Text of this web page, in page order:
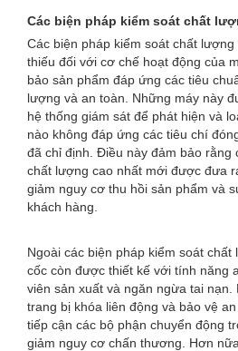
Các biện pháp kiểm soát chất
Các biện pháp kiểm soát chất
thiếu đối với cơ chế hoạt động của
bảo sản phẩm đáp ứng các tiêu
lượng và an toàn. Những máy này
hệ thống giám sát để phát hiện và
nào không đáp ứng các tiêu chí
đã chỉ định. Điều này đảm bảo rằng
chất lượng cao nhất mới được đưa
giảm nguy cơ thu hồi sản phẩm và
khách hàng.
Ngoài các biện pháp kiểm soát
cốc còn được thiết kế với tính năng
viên sản xuất và ngăn ngừa tai
trang bị khóa liên động và bảo vệ
tiếp cận các bộ phận chuyển động
giảm nguy cơ chấn thương. Hơn